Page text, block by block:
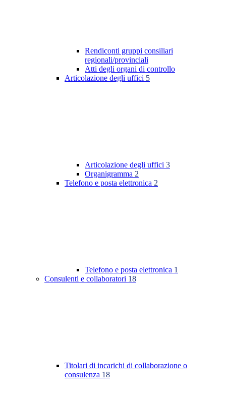
Rendiconti gruppi consiliari
regionali/provinciali
Atti degli organi di controllo
Articolazione degli uffici 5
Articolazione degli uffici 3
Organigramma 2
Telefono e posta elettronica 2
Telefono e posta elettronica 1
Consulenti e collaboratori 18
Titolari di incarichi di collaborazione o
consulenza 18